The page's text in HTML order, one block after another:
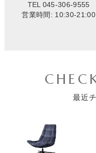
TEL 045-306-9555
営業時間: 10:30-21:00
最近